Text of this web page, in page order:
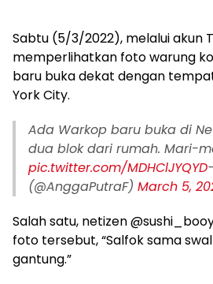
Sabtu (5/3/2022), melalui akun
memperlihatkan foto warung
baru buka dekat dengan
York City.
Ada Warkop baru buka di
dua blok dari rumah. Mari-
pic.twitter.com/MDHClJYQYD
(@AnggaPutraF) March 5,
Salah satu, netizen
foto tersebut, “Salfok sama
gantung.”